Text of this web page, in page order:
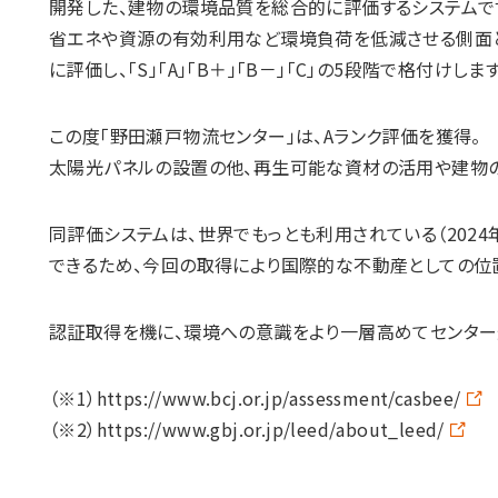
開発した、建物の環境品質を総合的に評価するシステムで
省エネや資源の有効利用など環境負荷を低減させる側
に評価し、「S」「A」「B＋」「B－」「C」の5段階で格付けしま
この度「野田瀬戸物流センター」は、Aランク評価を獲得。
太陽光パネルの設置の他、再生可能な資材の活用や建物
同評価システムは、世界でもっとも利用されている（
できるため、今回の取得により国際的な不動産としての
認証取得を機に、環境への意識をより一層高めてセンタ
（※1） https://www.bcj.or.jp/assessment/casbee/
（※2） https://www.gbj.or.jp/leed/about_leed/